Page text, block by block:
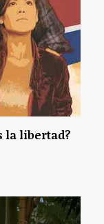
la libertad?